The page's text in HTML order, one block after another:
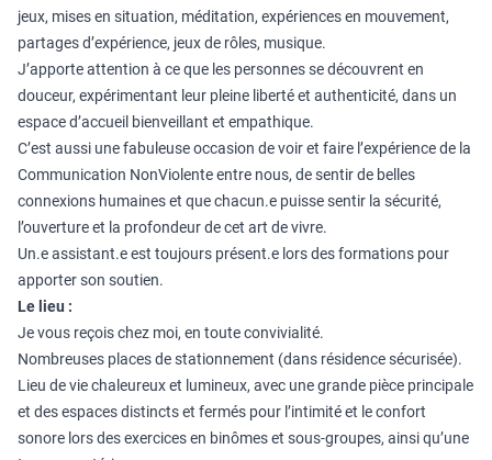
jeux, mises en situation, méditation, expériences en mouvement,
partages d’expérience, jeux de rôles, musique.
J’apporte attention à ce que les personnes se découvrent en
douceur, expérimentant leur pleine liberté et authenticité, dans un
espace d’accueil bienveillant et empathique.
C’est aussi une fabuleuse occasion de voir et faire l’expérience de la
Communication NonViolente entre nous, de sentir de belles
connexions humaines et que chacun.e puisse sentir la sécurité,
l’ouverture et la profondeur de cet art de vivre.
Un.e assistant.e est toujours présent.e lors des formations pour
apporter son soutien.
Le lieu :
Je vous reçois chez moi, en toute convivialité.
Nombreuses places de stationnement (dans résidence sécurisée).
Lieu de vie chaleureux et lumineux, avec une grande pièce principale
et des espaces distincts et fermés pour l’intimité et le confort
sonore lors des exercices en binômes et sous-groupes, ainsi qu’une